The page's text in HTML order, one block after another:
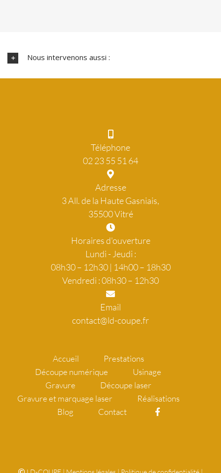
Nous intervenons aussi :
Téléphone
02 23 55 51 64
Adresse
3 All. de la Haute Gasniais,
35500 Vitré
Horaires d'ouverture
Lundi - Jeudi :
08h30 – 12h30 | 14h00 – 18h30
Vendredi : 08h30 – 12h30
Email
contact@ld-coupe.fr
Accueil
Prestations
Découpe numérique
Usinage
Gravure
Découpe laser
Gravure et marquage laser
Réalisations
Blog
Contact